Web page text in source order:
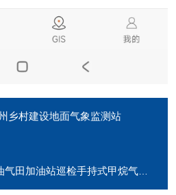
乡村建设地面气象监测站
田加油站巡检手持式甲烷气体检测仪